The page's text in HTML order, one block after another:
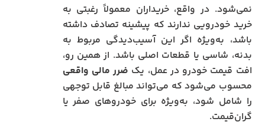
نمی‌شود. در واقع، خریداران معمولاً رغبتی به
خرید خودرویی ندارند که پیشینه تصادف داشته
باشد، به‌ویژه اگر این آسیب‌دیدگی مربوط به
بدنه، شاسی یا قطعات اصلی باشد. از همین رو،
افت قیمت خودرو در عمل، یک ضرر مالی واقعی
محسوب می‌شود که می‌تواند مبالغ قابل توجهی
را شامل شود، به‌ویژه برای خودروهای صفر یا
گران‌قیمت.